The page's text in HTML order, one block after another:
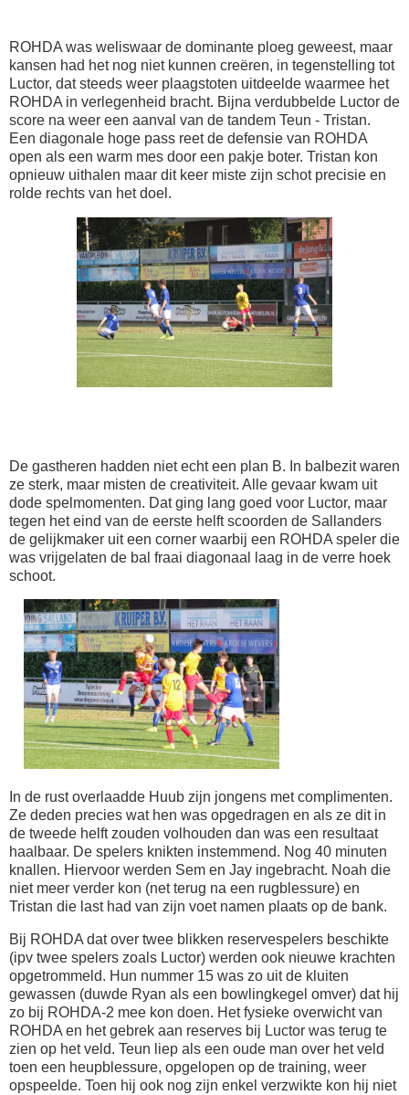
ROHDA was weliswaar de dominante ploeg geweest, maar
kansen had het nog niet kunnen creëren, in tegenstelling tot
Luctor, dat steeds weer plaagstoten uitdeelde waarmee het
ROHDA in verlegenheid bracht. Bijna verdubbelde Luctor de
score na weer een aanval van de tandem Teun - Tristan.
Een diagonale hoge pass reet de defensie van ROHDA
open als een warm mes door een pakje boter. Tristan kon
opnieuw uithalen maar dit keer miste zijn schot precisie en
rolde rechts van het doel.
De gastheren hadden niet echt een plan B. In balbezit waren
ze sterk, maar misten de creativiteit. Alle gevaar kwam uit
dode spelmomenten. Dat ging lang goed voor Luctor, maar
tegen het eind van de eerste helft scoorden de Sallanders
de gelijkmaker uit een corner waarbij een ROHDA speler die
was vrijgelaten de bal fraai diagonaal laag in de verre hoek
schoot.
In de rust overlaadde Huub zijn jongens met complimenten.
Ze deden precies wat hen was opgedragen en als ze dit in
de tweede helft zouden volhouden dan was een resultaat
haalbaar. De spelers knikten instemmend. Nog 40 minuten
knallen. Hiervoor werden Sem en Jay ingebracht. Noah die
niet meer verder kon (net terug na een rugblessure) en
Tristan die last had van zijn voet namen plaats op de bank.
Bij ROHDA dat over twee blikken reservespelers beschikte
(ipv twee spelers zoals Luctor) werden ook nieuwe krachten
opgetrommeld. Hun nummer 15 was zo uit de kluiten
gewassen (duwde Ryan als een bowlingkegel omver) dat hij
zo bij ROHDA-2 mee kon doen. Het fysieke overwicht van
ROHDA en het gebrek aan reserves bij Luctor was terug te
zien op het veld. Teun liep als een oude man over het veld
toen een heupblessure, opgelopen op de training, weer
opspeelde. Toen hij ook nog zijn enkel verzwikte kon hij niet